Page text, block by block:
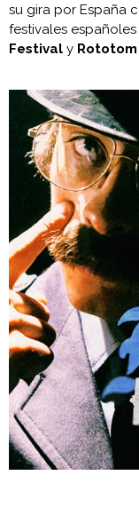
su gira por España
festivales
Festival y